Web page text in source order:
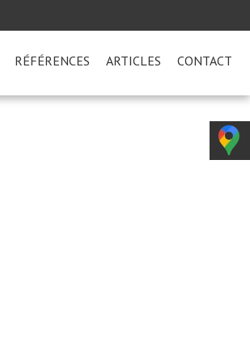
RÉFÉRENCES ARTICLES CONTACT